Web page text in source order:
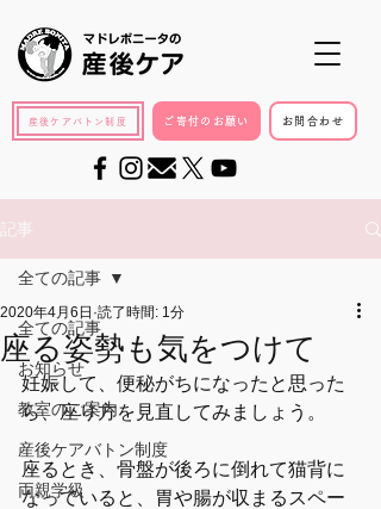
産後ケアバトン制度 ご寄付のお願い お問合わせ
記事
全ての記事
お知らせ
教室のご案内
産後ケアバトン制度
両親学級
全ての記事
座る姿勢も気をつけて
2020年4月6日 読了時間: 1分
妊娠して、便秘がちになったと思った
ら、座り方を見直してみましょう。
座るとき、骨盤が後ろに倒れて猫背に
なっていると、胃や腸が収まるスペー